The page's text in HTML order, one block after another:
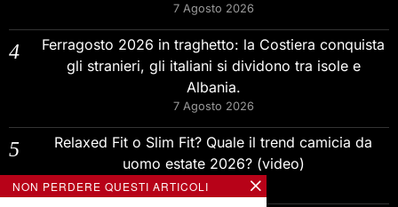
7 Agosto 2026
Ferragosto 2026 in traghetto: la Costiera conquista
gli stranieri, gli italiani si dividono tra isole e
Albania.
7 Agosto 2026
Relaxed Fit o Slim Fit? Quale il trend camicia da
uomo estate 2026? (video)
7 Agosto 2026
NON PERDERE QUESTI ARTICOLI